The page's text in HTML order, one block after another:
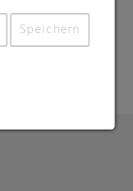
Speichern